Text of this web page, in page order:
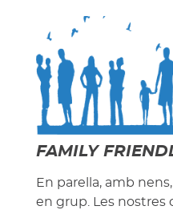
FAMILY
En parella, amb
en grup. Les nostres